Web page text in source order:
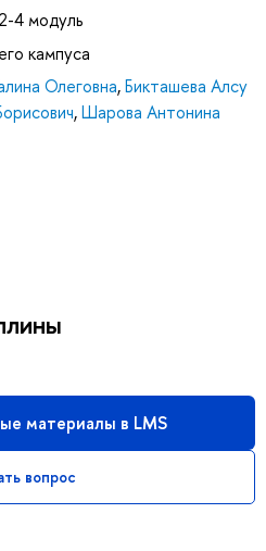
4 модуль
кампуса
Олеговна,Бикташева Алсу
,Шарова Антонина
материалы в LMS
вопрос